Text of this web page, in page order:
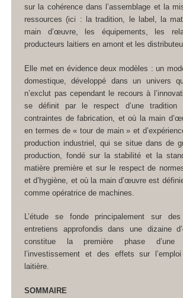
sur la cohérence dans l’assemblage et la
ressources (ici : la tradition, le label, la
main d’œuvre, les équipements, les
producteurs laitiers en amont et les
Elle met en évidence deux modèles : un
domestique, développé dans un univers
n’exclut pas cependant le recours à
se définit par le respect d’une tradition
contraintes de fabrication, et où la main
en termes de « tour de main » et
production industriel, qui se situe dans de
production, fondé sur la stabilité et la
matière première et sur le respect de
et d’hygiène, et où la main d’œuvre est
comme opératrice de machines.
L’étude se fonde principalement sur
entretiens approfondis dans une dizaine
constitue la première phase d’une
l’investissement et des effets sur
laitière.
SOMMAIRE